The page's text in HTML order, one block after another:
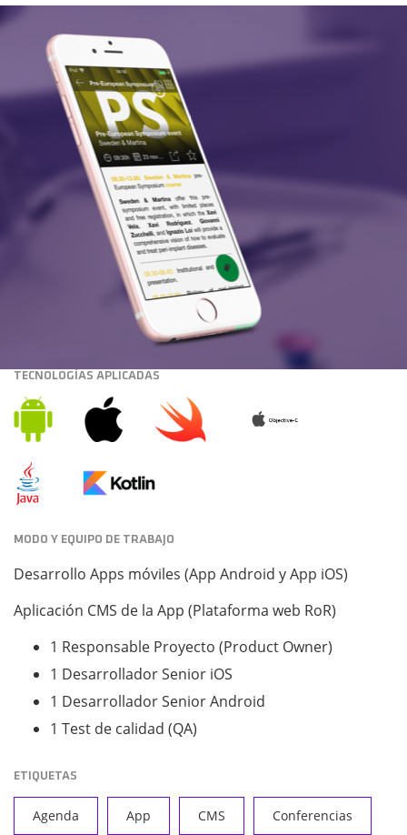
TECNOLOGÍAS APLICADAS
MODO Y EQUIPO DE TRABAJO
Desarrollo Apps móviles (App Android y App iOS)
Aplicación CMS de la App (Plataforma web RoR)
1 Responsable Proyecto (Product Owner)
1 Desarrollador Senior iOS
1 Desarrollador Senior Android
1 Test de calidad (QA)
ETIQUETAS
Agenda App CMS Conferencias